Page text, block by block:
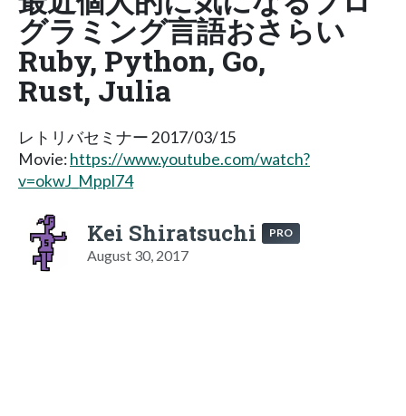
グラミング言語おさらい
Ruby, Python, Go,
Rust, Julia
レトリバセミナー 2017/03/15
Movie:https://www.youtube.com/watch?
v=okwJ_Mppl74
Kei Shiratsuchi PRO
August 30, 2017